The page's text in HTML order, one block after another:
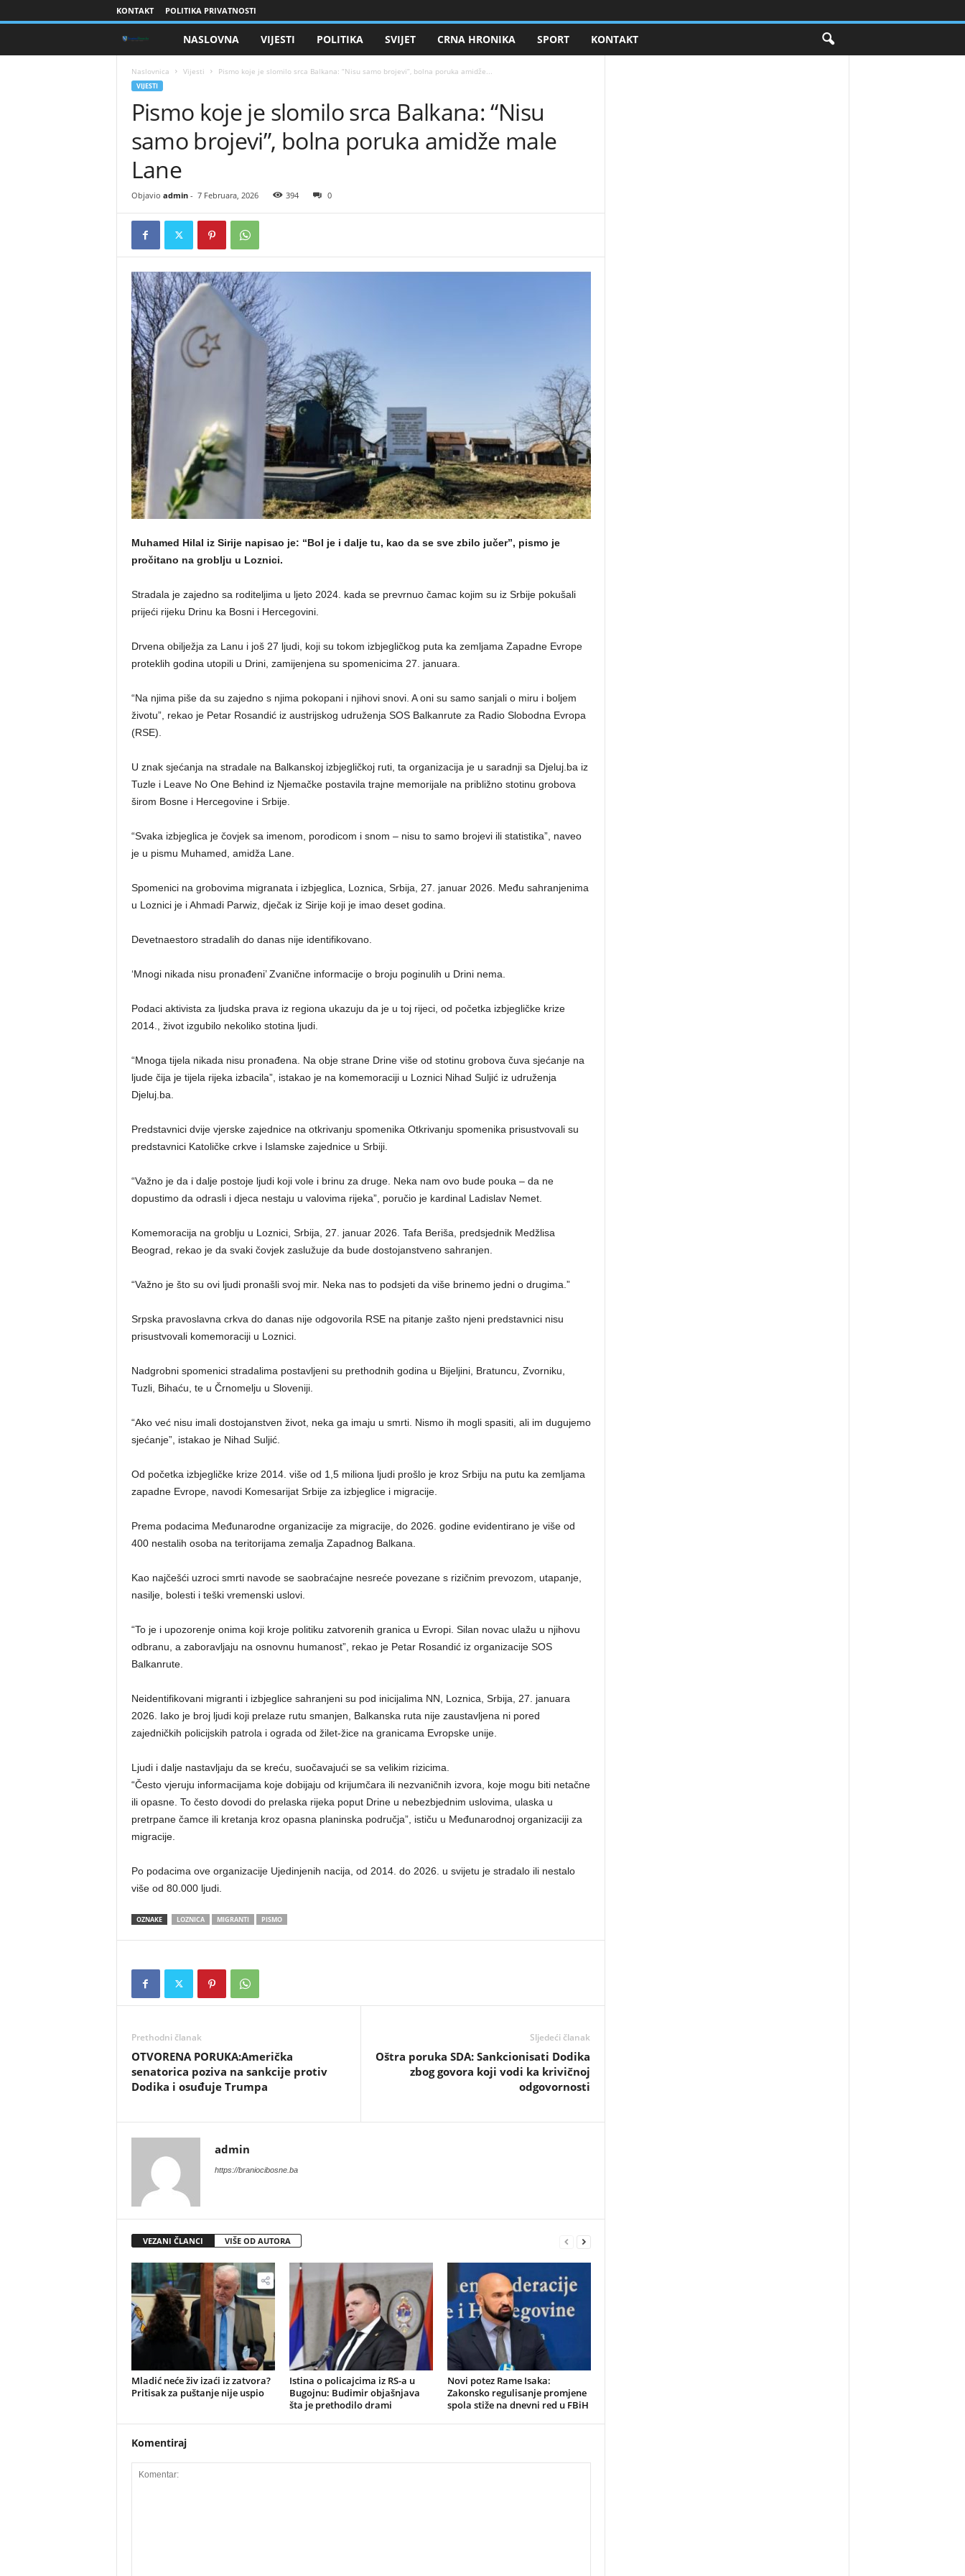
KONTAKT POLITIKA PRIVATNOSTI
i
o
i
B
o
NASLOVNA VIJESTI POLITIKA SVIJET CRNA HRONIKA SPORT KONTAKT
Naslovnica Vijesti Pismo koje je slomilo srca Balkana: “Nisu samo brojevi”, bolna poruka amidže...
VIJESTI
Pismo koje je slomilo srca Balkana: “Nisu
samo brojevi”, bolna poruka amidže male
Lane
Objavio admin- 7 Februara, 2026 394 0
Muhamed Hilal iz Sirije napisao je: “Bol je i dalje tu, kao da se sve zbilo jučer”, pismo je
pročitano na groblju u Loznici.
Stradala je zajedno sa roditeljima u ljeto 2024. kada se prevrnuo čamac kojim su iz Srbije pokušali
prijeći rijeku Drinu ka Bosni i Hercegovini.
Drvena obilježja za Lanu i još 27 ljudi, koji su tokom izbjegličkog puta ka zemljama Zapadne Evrope
proteklih godina utopili u Drini, zamijenjena su spomenicima 27. januara.
“Na njima piše da su zajedno s njima pokopani i njihovi snovi. A oni su samo sanjali o miru i boljem
životu”, rekao je Petar Rosandić iz austrijskog udruženja SOS Balkanrute za Radio Slobodna Evropa
(RSE).
U znak sjećanja na stradale na Balkanskoj izbjegličkoj ruti, ta organizacija je u saradnji sa Djeluj.ba iz
Tuzle i Leave No One Behind iz Njemačke postavila trajne memorijale na približno stotinu grobova
širom Bosne i Hercegovine i Srbije.
“Svaka izbjeglica je čovjek sa imenom, porodicom i snom – nisu to samo brojevi ili statistika”, naveo
je u pismu Muhamed, amidža Lane.
Spomenici na grobovima migranata i izbjeglica, Loznica, Srbija, 27. januar 2026. Među sahranjenima
u Loznici je i Ahmadi Parwiz, dječak iz Sirije koji je imao deset godina.
Devetnaestoro stradalih do danas nije identifikovano.
‘Mnogi nikada nisu pronađeni’ Zvanične informacije o broju poginulih u Drini nema.
Podaci aktivista za ljudska prava iz regiona ukazuju da je u toj rijeci, od početka izbjegličke krize
2014., život izgubilo nekoliko stotina ljudi.
“Mnoga tijela nikada nisu pronađena. Na obje strane Drine više od stotinu grobova čuva sjećanje na
ljude čija je tijela rijeka izbacila”, istakao je na komemoraciji u Loznici Nihad Suljić iz udruženja
Djeluj.ba.
Predstavnici dvije vjerske zajednice na otkrivanju spomenika Otkrivanju spomenika prisustvovali su
predstavnici Katoličke crkve i Islamske zajednice u Srbiji.
“Važno je da i dalje postoje ljudi koji vole i brinu za druge. Neka nam ovo bude pouka – da ne
dopustimo da odrasli i djeca nestaju u valovima rijeka”, poručio je kardinal Ladislav Nemet.
Komemoracija na groblju u Loznici, Srbija, 27. januar 2026. Tafa Beriša, predsjednik Medžlisa
Beograd, rekao je da svaki čovjek zaslužuje da bude dostojanstveno sahranjen.
“Važno je što su ovi ljudi pronašli svoj mir. Neka nas to podsjeti da više brinemo jedni o drugima.”
Srpska pravoslavna crkva do danas nije odgovorila RSE na pitanje zašto njeni predstavnici nisu
prisustvovali komemoraciji u Loznici.
Nadgrobni spomenici stradalima postavljeni su prethodnih godina u Bijeljini, Bratuncu, Zvorniku,
Tuzli, Bihaću, te u Črnomelju u Sloveniji.
“Ako već nisu imali dostojanstven život, neka ga imaju u smrti. Nismo ih mogli spasiti, ali im dugujemo
sjećanje”, istakao je Nihad Suljić.
Od početka izbjegličke krize 2014. više od 1,5 miliona ljudi prošlo je kroz Srbiju na putu ka zemljama
zapadne Evrope, navodi Komesarijat Srbije za izbjeglice i migracije.
Prema podacima Međunarodne organizacije za migracije, do 2026. godine evidentirano je više od
400 nestalih osoba na teritorijama zemalja Zapadnog Balkana.
Kao najčešći uzroci smrti navode se saobraćajne nesreće povezane s rizičnim prevozom, utapanje,
nasilje, bolesti i teški vremenski uslovi.
“To je i upozorenje onima koji kroje politiku zatvorenih granica u Evropi. Silan novac ulažu u njihovu
odbranu, a zaboravljaju na osnovnu humanost”, rekao je Petar Rosandić iz organizacije SOS
Balkanrute.
Neidentifikovani migranti i izbjeglice sahranjeni su pod inicijalima NN, Loznica, Srbija, 27. januara
2026. Iako je broj ljudi koji prelaze rutu smanjen, Balkanska ruta nije zaustavljena ni pored
zajedničkih policijskih patrola i ograda od žilet-žice na granicama Evropske unije.
Ljudi i dalje nastavljaju da se kreću, suočavajući se sa velikim rizicima.
“Često vjeruju informacijama koje dobijaju od krijumčara ili nezvaničnih izvora, koje mogu biti netačne
ili opasne. To često dovodi do prelaska rijeka poput Drine u nebezbjednim uslovima, ulaska u
pretrpane čamce ili kretanja kroz opasna planinska područja”, ističu u Međunarodnoj organizaciji za
migracije.
Po podacima ove organizacije Ujedinjenih nacija, od 2014. do 2026. u svijetu je stradalo ili nestalo
više od 80.000 ljudi.
OZNAKE LOZNICA MIGRANTI PISMO
Prethodni članak
OTVORENA PORUKA:Američka
senatorica poziva na sankcije protiv
Dodika i osuđuje Trumpa
Sljedeći članak
Oštra poruka SDA: Sankcionisati Dodika
zbog govora koji vodi ka krivičnoj
odgovornosti
admin
https://braniocibosne.ba
VEZANI ČLANCI VIŠE OD AUTORA
​Mladić neće živ izaći iz zatvora?
Pritisak za puštanje nije uspio
Istina o policajcima iz RS-a u
Bugojnu: Budimir objašnjava
šta je prethodilo drami
Novi potez Rame Isaka:
Zakonsko regulisanje promjene
spola stiže na dnevni red u FBiH
Komentiraj